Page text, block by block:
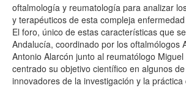
oftalmología y reumatología para analizar
y terapéuticos de esta compleja
El foro, único de estas características que
Andalucía, coordinado por los oftalmólogos
Antonio Alarcón junto al reumatólogo
centrado su objetivo científico en algunos
innovadores de la investigación y la